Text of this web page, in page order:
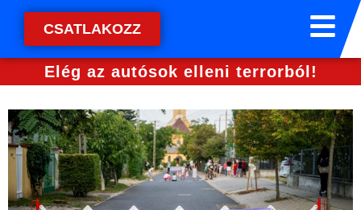
CSATLAKOZZ
Elég az autósok elleni terrorból!